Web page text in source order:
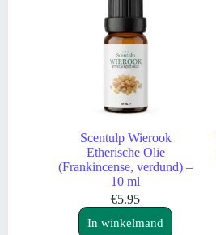
Scentulp Wierook
Etherische Olie
(Frankincense, verdund) –
10 ml
€5.95
In winkelmand